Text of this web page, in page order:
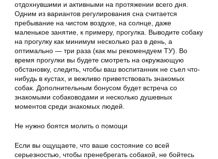
отдохнувшими и активными на протяжении всего дня.
Одним из вариантов регулирования сна считается
пребывание на чистом воздухе, на солнце, даже
маленькое занятие, к примеру, прогулка. Выводите собаку
на прогулку как минимум несколько раз в день, а
оптимально — три раза (как мы рекомендуем ТУ). Во
время прогулки вы будете смотреть на окружающую
обстановку, следить, чтобы ваш воспитанник не съел что-
нибудь в кустах, и вежливо приветствовать знакомых
собак. Дополнительным бонусом будет встреча со
знакомыми собаководами и несколько душевных
моментов среди знакомых людей.
Не нужно боятся молить о помощи
Если вы ощущаете, что ваше состояние со всей
серьезностью, чтобы пренебрегать собакой, не бойтесь